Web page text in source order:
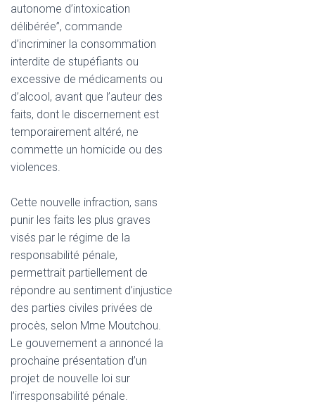
autonome d’intoxication
délibérée”, commande
d’incriminer la consommation
interdite de stupéfiants ou
excessive de médicaments ou
d’alcool, avant que l’auteur des
faits, dont le discernement est
temporairement altéré, ne
commette un homicide ou des
violences.
Cette nouvelle infraction, sans
punir les faits les plus graves
visés par le régime de la
responsabilité pénale,
permettrait partiellement de
répondre au sentiment d’injustice
des parties civiles privées de
procès, selon Mme Moutchou.
Le gouvernement a annoncé la
prochaine présentation d’un
projet de nouvelle loi sur
l’irresponsabilité pénale.